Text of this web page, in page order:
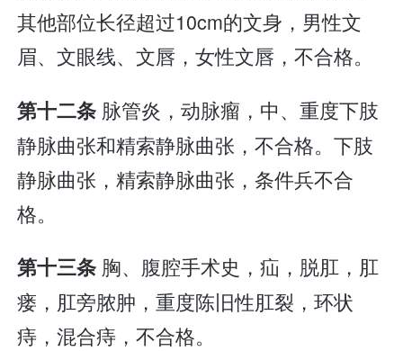
其他部位长径超过10cm的文身，男性文
眉、文眼线、文唇，女性文唇，不合格。
第十二条 脉管炎，动脉瘤，中、重度下肢
静脉曲张和精索静脉曲张，不合格。下肢
静脉曲张，精索静脉曲张，条件兵不合
格。
第十三条 胸、腹腔手术史，疝，脱肛，肛
瘘，肛旁脓肿，重度陈旧性肛裂，环状
痔，混合痔，不合格。